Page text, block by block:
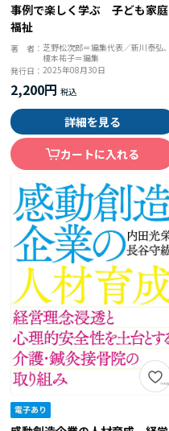
事例で楽しく学ぶ 子ども家庭
福祉
著 者： 芝野松次郎＝編集代表／新川泰弘、
榎本祐子＝編集
発行日：2025年08月30日
2,200円
詳細を見る
カートに入れる